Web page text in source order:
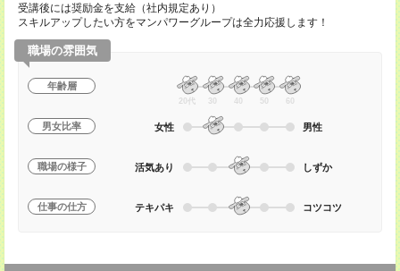
受講後には奨励金を支給（社内規定あり）
スキルアップしたい方をマンパワーグループは全力応援します！
職場の雰囲気
年齢層
20代 30 40 50 60
男女比率 女性 男性
職場の様子 活気あり しずか
仕事の仕方 テキパキ コツコツ